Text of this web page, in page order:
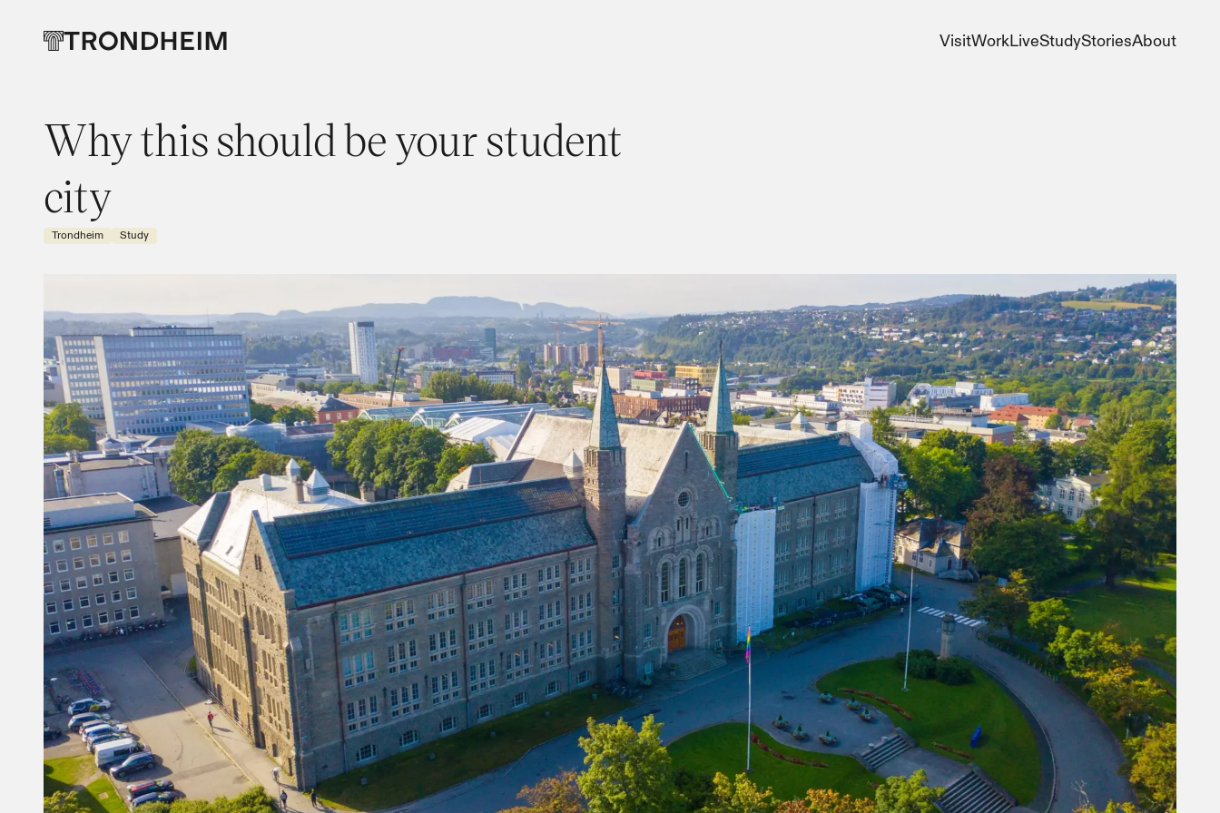
Visit​​​​‌ ‍ ​‍​‍‌‍ ‌ ​‍‌‍‍‌‌‍‌ ‌‍‍‌‌‍ ‍​‍​‍​ ‍‍​‍​‍‌ ​ ‌‍​‌‌‍ ‍‌‍‍‌‌ ‌​‌ ‍‌​‍ ‍‌‍‍‌‌‍ ​‍​‍​‍ ​​‍​‍‌‍‍​‌ ​‍‌‍‌‌‌‍‌‍​‍​‍​ ‍‍​‍​‍‌‍‍​‌ ‌​‌ ‌​‌ ​​‌ ​ ​ ‍‍​‍ ​‍ ‌ ‌​‌ ​‍‌‍ ‌‍ ‍‌‍‌​‌‍‍​‌‍‌‌‌‍‍‌‌‍ ‌​‍ ‌‌‍​ ‌‍ ‌‍ ‌​‍ ‍‌ ​ ‌‍​‌‌‍ ‍‌‍‍‌‌ ‌​‌ ‍‌​‍ ‍‌ ​ ‌ ‌​‌ ‌‌‌‍‌​‌‍‍‌‌‍ ​‍ ‌‍‍‌‌‍ ‍‌ ‌​‌‍‌‌‌‍ ‍‌ ‌​​‍ ‌‍‌‌‌‍‌​‌‍‍‌‌ ‌​​‍ ‌‍ ‌‌‍ ‌‍‌​‌‍‌‌​ ‌‌ ​​‌ ​‍‌‍‌‌‌ ​ ‌‍‌‌‌‍ ‍‌ ‌​‌‍​‌‌ ‌​‌‍‍‌‌‍ ‌‍ ‍​ ‍ ‌‍‍‌‌‍‌​​ ‌‌‍ ‍‌‍​‌‌ ‌‍​‍ ‌‌‍‌‌‌‍ ‍​ ‍ ‌ ‌​‌ ‍‌‌ ​​‌‍‌‌​ ‌‌‍ ‍‌‍​‌‌ ‌‍​ ‍ ‌ ​​‌‍​‌‌ ‌​‌‍‍​​ ‌‌‍ ‌‌‍​‌‌‍‍‌‌‍ ‍‌​ ​‌‍‍‌‌‍ ‍‌‍‍ ‌ ​ ​‍‌‌​ ‌‌‌​​‍‌‌ ‌‍‍ ‌‍‌‌‌ ‍‌​‍‌‌​ ​ ‌​‌​​‍‌‌​ ​ ‌​‌​​‍‌‌​ ​‍​ ​‍​ ​ ​ ‌‌​ ‌ ‌‍​‍​ ​​‌‍​‍‌‍‌‌‌‍​ ​ ​​​ ​‌​ ​‍‌‍‌‍​‍‌‌​ ​‍​ ​‍​‍‌‌​ ‌‌‌​‌​​‍ ‍‌ ‌​‌‍‍‌‌ ‌​‌‍ ​‌‍‌‌​ ‌‍​‍‌‍​‌‌ ​ ‌‍‌‌‌‌‌‌‌ ​‍‌‍ ​​ ‌‌‍‍​‌ ‌​‌ ‌​‌ ​​‌ ​ ​‍‌‌​ ​ ‌​​‌​‍‌‌​ ​‍‌​‌‍​‍‌‌​ ​‍‌​‌‍‌ ‌​‌ ​‍‌‍ ‌‍ ‍‌‍‌​‌‍‍​‌‍‌‌‌‍‍‌‌‍ ‌​‍ ‌‌‍​ ‌‍ ‌‍ ‌​‍ ‍‌ ​ ‌‍​‌‌‍ ‍‌‍‍‌‌ ‌​‌ ‍‌​‍ ‍‌ ​ ‌ ‌​‌ ‌‌‌‍‌​‌‍‍‌‌‍ ​‍‌‍‌‍‍‌‌‍‌​​ ‌‌‍ ‍‌‍​‌‌ ‌‍​‍ ‌‌‍‌‌‌‍ ‍​‍‌‍‌ ‌​‌ ‍‌‌ ​​‌‍‌‌​ ‌‌‍ ‍‌‍​‌‌ ‌‍​‍‌‍‌ ​​‌‍​‌‌ ‌​‌‍‍​​ ‌‌‍ ‌‌‍​‌‌‍‍‌‌‍ ‍‌​ ​‌‍‍‌‌‍ ‍‌‍‍ ‌ ​ ​‍‌‌​ ‌‌‌​​‍‌‌ ‌‍‍ ‌‍‌‌‌ ‍‌​‍‌‌​ ​ ‌​‌​​‍‌‌​ ​ ‌​‌​​‍‌‌​ ​‍​ ​‍​ ​ ​ ‌‌​ ‌ ‌‍​‍​ ​​‌‍​‍‌‍‌‌‌‍​ ​ ​​​ ​‌​ ​‍‌‍‌‍​‍‌‌​ ​‍​ ​‍​‍‌‌​ ‌‌‌​‌​​‍ ‍‌ ‌​‌‍‍‌‌ ‌​‌‍ ​‌‍‌‌​‍​‍‌ ‌Work​​​​‌ ‍ ​‍​‍‌‍ ‌ ​‍‌‍‍‌‌‍‌ ‌‍‍‌‌‍ ‍​‍​‍​ ‍‍​‍​‍‌ ​ ‌‍​‌‌‍ ‍‌‍‍‌‌ ‌​‌ ‍‌​‍ ‍‌‍‍‌‌‍ ​‍​‍​‍ ​​‍​‍‌‍‍​‌ ​‍‌‍‌‌‌‍‌‍​‍​‍​ ‍‍​‍​‍‌‍‍​‌ ‌​‌ ‌​‌ ​​‌ ​ ​ ‍‍​‍ ​‍ ‌ ‌​‌ ​‍‌‍ ‌‍ ‍‌‍‌​‌‍‍​‌‍‌‌‌‍‍‌‌‍ ‌​‍ ‌‌‍​ ‌‍ ‌‍ ‌​‍ ‍‌ ​ ‌‍​‌‌‍ ‍‌‍‍‌‌ ‌​‌ ‍‌​‍ ‍‌ ​ ‌ ‌​‌ ‌‌‌‍‌​‌‍‍‌‌‍ ​‍ ‌‍‍‌‌‍ ‍‌ ‌​‌‍‌‌‌‍ ‍‌ ‌​​‍ ‌‍‌‌‌‍‌​‌‍‍‌‌ ‌​​‍ ‌‍ ‌‌‍ ‌‍‌​‌‍‌‌​ ‌‌ ​​‌ ​‍‌‍‌‌‌ ​ ‌‍‌‌‌‍ ‍‌ ‌​‌‍​‌‌ ‌​‌‍‍‌‌‍ ‌‍ ‍​ ‍ ‌‍‍‌‌‍‌​​ ‌‌‍ ‍‌‍​‌‌ ‌‍​‍ ‌‌‍‌‌‌‍ ‍​ ‍ ‌ ‌​‌ ‍‌‌ ​​‌‍‌‌​ ‌‌‍ ‍‌‍​‌‌ ‌‍​ ‍ ‌ ​​‌‍​‌‌ ‌​‌‍‍​​ ‌‌‍ ‌‌‍​‌‌‍‍‌‌‍ ‍‌​ ​‌‍‍‌‌‍ ‍‌‍‍ ‌ ​ ​‍‌‌​ ‌‌‌​​‍‌‌ ‌‍‍ ‌‍‌‌‌ ‍‌​‍‌‌​ ​ ‌​‌​​‍‌‌​ ​ ‌​‌​​‍‌‌​ ​‍​ ​‍​ ​‌‌‍​‍​ ‌​​ ​‌​ ‌ ‌‍‌​​ ‌​​ ‌ ​ ‌‌​ ‌‌‌‍​ ​ ‌ ​‍‌‌​ ​‍​ ​‍​‍‌‌​ ‌‌‌​‌​​‍ ‍‌ ‌​‌‍‍‌‌ ‌​‌‍ ​‌‍‌‌​ ‌‍​‍‌‍​‌‌ ​ ‌‍‌‌‌‌‌‌‌ ​‍‌‍ ​​ ‌‌‍‍​‌ ‌​‌ ‌​‌ ​​‌ ​ ​‍‌‌​ ​ ‌​​‌​‍‌‌​ ​‍‌​‌‍​‍‌‌​ ​‍‌​‌‍‌ ‌​‌ ​‍‌‍ ‌‍ ‍‌‍‌​‌‍‍​‌‍‌‌‌‍‍‌‌‍ ‌​‍ ‌‌‍​ ‌‍ ‌‍ ‌​‍ ‍‌ ​ ‌‍​‌‌‍ ‍‌‍‍‌‌ ‌​‌ ‍‌​‍ ‍‌ ​ ‌ ‌​‌ ‌‌‌‍‌​‌‍‍‌‌‍ ​‍‌‍‌‍‍‌‌‍‌​​ ‌‌‍ ‍‌‍​‌‌ ‌‍​‍ ‌‌‍‌‌‌‍ ‍​‍‌‍‌ ‌​‌ ‍‌‌ ​​‌‍‌‌​ ‌‌‍ ‍‌‍​‌‌ ‌‍​‍‌‍‌ ​​‌‍​‌‌ ‌​‌‍‍​​ ‌‌‍ ‌‌‍​‌‌‍‍‌‌‍ ‍‌​ ​‌‍‍‌‌‍ ‍‌‍‍ ‌ ​ ​‍‌‌​ ‌‌‌​​‍‌‌ ‌‍‍ ‌‍‌‌‌ ‍‌​‍‌‌​ ​ ‌​‌​​‍‌‌​ ​ ‌​‌​​‍‌‌​ ​‍​ ​‍​ ​‌‌‍​‍​ ‌​​ ​‌​ ‌ ‌‍‌​​ ‌​​ ‌ ​ ‌‌​ ‌‌‌‍​ ​ ‌ ​‍‌‌​ ​‍​ ​‍​‍‌‌​ ‌‌‌​‌​​‍ ‍‌ ‌​‌‍‍‌‌ ‌​‌‍ ​‌‍‌‌​‍​‍‌ ‌Live​​​​‌ ‍ ​‍​‍‌‍ ‌ ​‍‌‍‍‌‌‍‌ ‌‍‍‌‌‍ ‍​‍​‍​ ‍‍​‍​‍‌ ​ ‌‍​‌‌‍ ‍‌‍‍‌‌ ‌​‌ ‍‌​‍ ‍‌‍‍‌‌‍ ​‍​‍​‍ ​​‍​‍‌‍‍​‌ ​‍‌‍‌‌‌‍‌‍​‍​‍​ ‍‍​‍​‍‌‍‍​‌ ‌​‌ ‌​‌ ​​‌ ​ ​ ‍‍​‍ ​‍ ‌ ‌​‌ ​‍‌‍ ‌‍ ‍‌‍‌​‌‍‍​‌‍‌‌‌‍‍‌‌‍ ‌​‍ ‌‌‍​ ‌‍ ‌‍ ‌​‍ ‍‌ ​ ‌‍​‌‌‍ ‍‌‍‍‌‌ ‌​‌ ‍‌​‍ ‍‌ ​ ‌ ‌​‌ ‌‌‌‍‌​‌‍‍‌‌‍ ​‍ ‌‍‍‌‌‍ ‍‌ ‌​‌‍‌‌‌‍ ‍‌ ‌​​‍ ‌‍‌‌‌‍‌​‌‍‍‌‌ ‌​​‍ ‌‍ ‌‌‍ ‌‍‌​‌‍‌‌​ ‌‌ ​​‌ ​‍‌‍‌‌‌ ​ ‌‍‌‌‌‍ ‍‌ ‌​‌‍​‌‌ ‌​‌‍‍‌‌‍ ‌‍ ‍​ ‍ ‌‍‍‌‌‍‌​​ ‌‌‍ ‍‌‍​‌‌ ‌‍​‍ ‌‌‍‌‌‌‍ ‍​ ‍ ‌ ‌​‌ ‍‌‌ ​​‌‍‌‌​ ‌‌‍ ‍‌‍​‌‌ ‌‍​ ‍ ‌ ​​‌‍​‌‌ ‌​‌‍‍​​ ‌‌‍ ‌‌‍​‌‌‍‍‌‌‍ ‍‌​ ​‌‍‍‌‌‍ ‍‌‍‍ ‌ ​ ​‍‌‌​ ‌‌‌​​‍‌‌ ‌‍‍ ‌‍‌‌‌ ‍‌​‍‌‌​ ​ ‌​‌​​‍‌‌​ ​ ‌​‌​​‍‌‌​ ​‍​ ​‍​ ‌​​ ‌ ‌‍‌‍‌‍‌‍‌‍​‍​ ‌ ‌‍‌​‌‍​ ​ ‍‌​ ‌​‌‍​ ‌‍​‌​‍‌‌​ ​‍​ ​‍​‍‌‌​ ‌‌‌​‌​​‍ ‍‌ ‌​‌‍‍‌‌ ‌​‌‍ ​‌‍‌‌​ ‌‍​‍‌‍​‌‌ ​ ‌‍‌‌‌‌‌‌‌ ​‍‌‍ ​​ ‌‌‍‍​‌ ‌​‌ ‌​‌ ​​‌ ​ ​‍‌‌​ ​ ‌​​‌​‍‌‌​ ​‍‌​‌‍​‍‌‌​ ​‍‌​‌‍‌ ‌​‌ ​‍‌‍ ‌‍ ‍‌‍‌​‌‍‍​‌‍‌‌‌‍‍‌‌‍ ‌​‍ ‌‌‍​ ‌‍ ‌‍ ‌​‍ ‍‌ ​ ‌‍​‌‌‍ ‍‌‍‍‌‌ ‌​‌ ‍‌​‍ ‍‌ ​ ‌ ‌​‌ ‌‌‌‍‌​‌‍‍‌‌‍ ​‍‌‍‌‍‍‌‌‍‌​​ ‌‌‍ ‍‌‍​‌‌ ‌‍​‍ ‌‌‍‌‌‌‍ ‍​‍‌‍‌ ‌​‌ ‍‌‌ ​​‌‍‌‌​ ‌‌‍ ‍‌‍​‌‌ ‌‍​‍‌‍‌ ​​‌‍​‌‌ ‌​‌‍‍​​ ‌‌‍ ‌‌‍​‌‌‍‍‌‌‍ ‍‌​ ​‌‍‍‌‌‍ ‍‌‍‍ ‌ ​ ​‍‌‌​ ‌‌‌​​‍‌‌ ‌‍‍ ‌‍‌‌‌ ‍‌​‍‌‌​ ​ ‌​‌​​‍‌‌​ ​ ‌​‌​​‍‌‌​ ​‍​ ​‍​ ‌​​ ‌ ‌‍‌‍‌‍‌‍‌‍​‍​ ‌ ‌‍‌​‌‍​ ​ ‍‌​ ‌​‌‍​ ‌‍​‌​‍‌‌​ ​‍​ ​‍​‍‌‌​ ‌‌‌​‌​​‍ ‍‌ ‌​‌‍‍‌‌ ‌​‌‍ ​‌‍‌‌​‍​‍‌ ‌Study​​​​‌ ‍ ​‍​‍‌‍ ‌ ​‍‌‍‍‌‌‍‌ ‌‍‍‌‌‍ ‍​‍​‍​ ‍‍​‍​‍‌ ​ ‌‍​‌‌‍ ‍‌‍‍‌‌ ‌​‌ ‍‌​‍ ‍‌‍‍‌‌‍ ​‍​‍​‍ ​​‍​‍‌‍‍​‌ ​‍‌‍‌‌‌‍‌‍​‍​‍​ ‍‍​‍​‍‌‍‍​‌ ‌​‌ ‌​‌ ​​‌ ​ ​ ‍‍​‍ ​‍ ‌ ‌​‌ ​‍‌‍ ‌‍ ‍‌‍‌​‌‍‍​‌‍‌‌‌‍‍‌‌‍ ‌​‍ ‌‌‍​ ‌‍ ‌‍ ‌​‍ ‍‌ ​ ‌‍​‌‌‍ ‍‌‍‍‌‌ ‌​‌ ‍‌​‍ ‍‌ ​ ‌ ‌​‌ ‌‌‌‍‌​‌‍‍‌‌‍ ​‍ ‌‍‍‌‌‍ ‍‌ ‌​‌‍‌‌‌‍ ‍‌ ‌​​‍ ‌‍‌‌‌‍‌​‌‍‍‌‌ ‌​​‍ ‌‍ ‌‌‍ ‌‍‌​‌‍‌‌​ ‌‌ ​​‌ ​‍‌‍‌‌‌ ​ ‌‍‌‌‌‍ ‍‌ ‌​‌‍​‌‌ ‌​‌‍‍‌‌‍ ‌‍ ‍​ ‍ ‌‍‍‌‌‍‌​​ ‌‌‍ ‍‌‍​‌‌ ‌‍​‍ ‌‌‍‌‌‌‍ ‍​ ‍ ‌ ‌​‌ ‍‌‌ ​​‌‍‌‌​ ‌‌‍ ‍‌‍​‌‌ ‌‍​ ‍ ‌ ​​‌‍​‌‌ ‌​‌‍‍​​ ‌‌‍ ‌‌‍​‌‌‍‍‌‌‍ ‍‌​ ​‌‍‍‌‌‍ ‍‌‍‍ ‌ ​ ​‍‌‌​ ‌‌‌​​‍‌‌ ‌‍‍ ‌‍‌‌‌ ‍‌​‍‌‌​ ​ ‌​‌​​‍‌‌​ ​ ‌​‌​​‍‌‌​ ​‍​ ​‍‌‍​ ‌‍​‌‌‍​‌​ ‌ ​ ​ ​ ‍‌​ ‍‌‌‍​‌‌‍​‍‌‍​‌​ ‌‌‌‍‌‌​‍‌‌​ ​‍​ ​‍​‍‌‌​ ‌‌‌​‌​​‍ ‍‌ ‌​‌‍‍‌‌ ‌​‌‍ ​‌‍‌‌​ ‌‍​‍‌‍​‌‌ ​ ‌‍‌‌‌‌‌‌‌ ​‍‌‍ ​​ ‌‌‍‍​‌ ‌​‌ ‌​‌ ​​‌ ​ ​‍‌‌​ ​ ‌​​‌​‍‌‌​ ​‍‌​‌‍​‍‌‌​ ​‍‌​‌‍‌ ‌​‌ ​‍‌‍ ‌‍ ‍‌‍‌​‌‍‍​‌‍‌‌‌‍‍‌‌‍ ‌​‍ ‌‌‍​ ‌‍ ‌‍ ‌​‍ ‍‌ ​ ‌‍​‌‌‍ ‍‌‍‍‌‌ ‌​‌ ‍‌​‍ ‍‌ ​ ‌ ‌​‌ ‌‌‌‍‌​‌‍‍‌‌‍ ​‍‌‍‌‍‍‌‌‍‌​​ ‌‌‍ ‍‌‍​‌‌ ‌‍​‍ ‌‌‍‌‌‌‍ ‍​‍‌‍‌ ‌​‌ ‍‌‌ ​​‌‍‌‌​ ‌‌‍ ‍‌‍​‌‌ ‌‍​‍‌‍‌ ​​‌‍​‌‌ ‌​‌‍‍​​ ‌‌‍ ‌‌‍​‌‌‍‍‌‌‍ ‍‌​ ​‌‍‍‌‌‍ ‍‌‍‍ ‌ ​ ​‍‌‌​ ‌‌‌​​‍‌‌ ‌‍‍ ‌‍‌‌‌ ‍‌​‍‌‌​ ​ ‌​‌​​‍‌‌​ ​ ‌​‌​​‍‌‌​ ​‍​ ​‍‌‍​ ‌‍​‌‌‍​‌​ ‌ ​ ​ ​ ‍‌​ ‍‌‌‍​‌‌‍​‍‌‍​‌​ ‌‌‌‍‌‌​‍‌‌​ ​‍​ ​‍​‍‌‌​ ‌‌‌​‌​​‍ ‍‌ ‌​‌‍‍‌‌ ‌​‌‍ ​‌‍‌‌​‍​‍‌ ‌Stories​​​​‌ ‍ ​‍​‍‌‍ ‌ ​‍‌‍‍‌‌‍‌ ‌‍‍‌‌‍ ‍​‍​‍​ ‍‍​‍​‍‌ ​ ‌‍​‌‌‍ ‍‌‍‍‌‌ ‌​‌ ‍‌​‍ ‍‌‍‍‌‌‍ ​‍​‍​‍ ​​‍​‍‌‍‍​‌ ​‍‌‍‌‌‌‍‌‍​‍​‍​ ‍‍​‍​‍‌‍‍​‌ ‌​‌ ‌​‌ ​​‌ ​ ​ ‍‍​‍ ​‍ ‌ ‌​‌ ​‍‌‍ ‌‍ ‍‌‍‌​‌‍‍​‌‍‌‌‌‍‍‌‌‍ ‌​‍ ‌‌‍​ ‌‍ ‌‍ ‌​‍ ‍‌ ​ ‌‍​‌‌‍ ‍‌‍‍‌‌ ‌​‌ ‍‌​‍ ‍‌ ​ ‌ ‌​‌ ‌‌‌‍‌​‌‍‍‌‌‍ ​‍ ‌‍‍‌‌‍ ‍‌ ‌​‌‍‌‌‌‍ ‍‌ ‌​​‍ ‌‍‌‌‌‍‌​‌‍‍‌‌ ‌​​‍ ‌‍ ‌‌‍ ‌‍‌​‌‍‌‌​ ‌‌ ​​‌ ​‍‌‍‌‌‌ ​ ‌‍‌‌‌‍ ‍‌ ‌​‌‍​‌‌ ‌​‌‍‍‌‌‍ ‌‍ ‍​ ‍ ‌‍‍‌‌‍‌​​ ‌‌‍ ‍‌‍​‌‌ ‌‍​‍ ‌‌‍‌‌‌‍ ‍​ ‍ ‌ ‌​‌ ‍‌‌ ​​‌‍‌‌​ ‌‌‍ ‍‌‍​‌‌ ‌‍​ ‍ ‌ ​​‌‍​‌‌ ‌​‌‍‍​​ ‌‌ ​ ‌‍‌‌‌‍​ ‌‍ ‌‍ ‍‌‍‌​‌‍​‌‌ ​‍‌ ‍‌‌​ ​‌‍‍‌‌‍ ‍‌‍‍ ‌ ​ ​‍‌‌​ ‌‌‌​​‍‌‌ ‌‍‍ ‌‍‌‌‌ ‍‌​‍‌‌​ ​ ‌​‌​​‍‌‌​ ​ ‌​‌​​‍‌‌​ ​‍​ ​‍​ ​ ​ ‍​​ ​‍​ ‌‍​ ‍‌‌‍‌‍​ ​​‌‍​ ​ ‌​​ ‌​‌‍​‌​ ‍​​‍‌‌​ ​‍​ ​‍​‍‌‌​ ‌‌‌​‌​​‍ ‍‌ ‌​‌‍‍‌‌ ‌​‌‍ ​‌‍‌‌​ ‌‍​‍‌‍​‌‌ ​ ‌‍‌‌‌‌‌‌‌ ​‍‌‍ ​​ ‌‌‍‍​‌ ‌​‌ ‌​‌ ​​‌ ​ ​‍‌‌​ ​ ‌​​‌​‍‌‌​ ​‍‌​‌‍​‍‌‌​ ​‍‌​‌‍‌ ‌​‌ ​‍‌‍ ‌‍ ‍‌‍‌​‌‍‍​‌‍‌‌‌‍‍‌‌‍ ‌​‍ ‌‌‍​ ‌‍ ‌‍ ‌​‍ ‍‌ ​ ‌‍​‌‌‍ ‍‌‍‍‌‌ ‌​‌ ‍‌​‍ ‍‌ ​ ‌ ‌​‌ ‌‌‌‍‌​‌‍‍‌‌‍ ​‍‌‍‌‍‍‌‌‍‌​​ ‌‌‍ ‍‌‍​‌‌ ‌‍​‍ ‌‌‍‌‌‌‍ ‍​‍‌‍‌ ‌​‌ ‍‌‌ ​​‌‍‌‌​ ‌‌‍ ‍‌‍​‌‌ ‌‍​‍‌‍‌ ​​‌‍​‌‌ ‌​‌‍‍​​ ‌‌ ​ ‌‍‌‌‌‍​ ‌‍ ‌‍ ‍‌‍‌​‌‍​‌‌ ​‍‌ ‍‌‌​ ​‌‍‍‌‌‍ ‍‌‍‍ ‌ ​ ​‍‌‌​ ‌‌‌​​‍‌‌ ‌‍‍ ‌‍‌‌‌ ‍‌​‍‌‌​ ​ ‌​‌​​‍‌‌​ ​ ‌​‌​​‍‌‌​ ​‍​ ​‍​ ​ ​ ‍​​ ​‍​ ‌‍​ ‍‌‌‍‌‍​ ​​‌‍​ ​ ‌​​ ‌​‌‍​‌​ ‍​​‍‌‌​ ​‍​ ​‍​‍‌‌​ ‌‌‌​‌​​‍ ‍‌ ‌​‌‍‍‌‌ ‌​‌‍ ​‌‍‌‌​‍​‍‌ ‌About​​​​‌ ‍ ​‍​‍‌‍ ‌ ​‍‌‍‍‌‌‍‌ ‌‍‍‌‌‍ ‍​‍​‍​ ‍‍​‍​‍‌ ​ ‌‍​‌‌‍ ‍‌‍‍‌‌ ‌​‌ ‍‌​‍ ‍‌‍‍‌‌‍ ​‍​‍​‍ ​​‍​‍‌‍‍​‌ ​‍‌‍‌‌‌‍‌‍​‍​‍​ ‍‍​‍​‍‌‍‍​‌ ‌​‌ ‌​‌ ​​‌ ​ ​ ‍‍​‍ ​‍ ‌ ‌​‌ ​‍‌‍ ‌‍ ‍‌‍‌​‌‍‍​‌‍‌‌‌‍‍‌‌‍ ‌​‍ ‌‌‍​ ‌‍ ‌‍ ‌​‍ ‍‌ ​ ‌‍​‌‌‍ ‍‌‍‍‌‌ ‌​‌ ‍‌​‍ ‍‌ ​ ‌ ‌​‌ ‌‌‌‍‌​‌‍‍‌‌‍ ​‍ ‌‍‍‌‌‍ ‍‌ ‌​‌‍‌‌‌‍ ‍‌ ‌​​‍ ‌‍‌‌‌‍‌​‌‍‍‌‌ ‌​​‍ ‌‍ ‌‌‍ ‌‍‌​‌‍‌‌​ ‌‌ ​​‌ ​‍‌‍‌‌‌ ​ ‌‍‌‌‌‍ ‍‌ ‌​‌‍​‌‌ ‌​‌‍‍‌‌‍ ‌‍ ‍​ ‍ ‌‍‍‌‌‍‌​​ ‌‌‍ ‍‌‍​‌‌ ‌‍​‍ ‌‌‍‌‌‌‍ ‍​ ‍ ‌ ‌​‌ ‍‌‌ ​​‌‍‌‌​ ‌‌‍ ‍‌‍​‌‌ ‌‍​ ‍ ‌ ​​‌‍​‌‌ ‌​‌‍‍​​ ‌‌ ​ ‌‍‌‌‌‍​ ‌‍ ‌‍ ‍‌‍‌​‌‍​‌‌ ​‍‌ ‍‌‌​ ​‌‍‍‌‌‍ ‍‌‍‍ ‌ ​ ​‍‌‌​ ‌‌‌​​‍‌‌ ‌‍‍ ‌‍‌‌‌ ‍‌​‍‌‌​ ​ ‌​‌​​‍‌‌​ ​ ‌​‌​​‍‌‌​ ​‍​ ​‍​ ​​​ ​‌‌‍​‍​ ‌‍​ ​‌‌‍‌​​ ‍​​ ​‍‌‍​‍​ ‌​​ ​‌​ ‍‌​‍‌‌​ ​‍​ ​‍​‍‌‌​ ‌‌‌​‌​​‍ ‍‌ ‌​‌‍‍‌‌ ‌​‌‍ ​‌‍‌‌​ ‌‍​‍‌‍​‌‌ ​ ‌‍‌‌‌‌‌‌‌ ​‍‌‍ ​​ ‌‌‍‍​‌ ‌​‌ ‌​‌ ​​‌ ​ ​‍‌‌​ ​ ‌​​‌​‍‌‌​ ​‍‌​‌‍​‍‌‌​ ​‍‌​‌‍‌ ‌​‌ ​‍‌‍ ‌‍ ‍‌‍‌​‌‍‍​‌‍‌‌‌‍‍‌‌‍ ‌​‍ ‌‌‍​ ‌‍ ‌‍ ‌​‍ ‍‌ ​ ‌‍​‌‌‍ ‍‌‍‍‌‌ ‌​‌ ‍‌​‍ ‍‌ ​ ‌ ‌​‌ ‌‌‌‍‌​‌‍‍‌‌‍ ​‍‌‍‌‍‍‌‌‍‌​​ ‌‌‍ ‍‌‍​‌‌ ‌‍​‍ ‌‌‍‌‌‌‍ ‍​‍‌‍‌ ‌​‌ ‍‌‌ ​​‌‍‌‌​ ‌‌‍ ‍‌‍​‌‌ ‌‍​‍‌‍‌ ​​‌‍​‌‌ ‌​‌‍‍​​ ‌‌ ​ ‌‍‌‌‌‍​ ‌‍ ‌‍ ‍‌‍‌​‌‍​‌‌ ​‍‌ ‍‌‌​ ​‌‍‍‌‌‍ ‍‌‍‍ ‌ ​ ​‍‌‌​ ‌‌‌​​‍‌‌ ‌‍‍ ‌‍‌‌‌ ‍‌​‍‌‌​ ​ ‌​‌​​‍‌‌​ ​ ‌​‌​​‍‌‌​ ​‍​ ​‍​ ​​​ ​‌‌‍​‍​ ‌‍​ ​‌‌‍‌​​ ‍​​ ​‍‌‍​‍​ ‌​​ ​‌​ ‍‌​‍‌‌​ ​‍​ ​‍​‍‌‌​ ‌‌‌​‌​​‍ ‍‌ ‌​‌‍‍‌‌ ‌​‌‍ ​‌‍‌‌​‍​‍‌ ‌
Why this should be your student
city​​​​‌ ‍ ​‍​‍‌‍ ‌ ​‍‌‍‍‌‌‍‌ ‌‍‍‌‌‍ ‍​‍​‍​ ‍‍​‍​‍‌ ​ ‌‍​‌‌‍ ‍‌‍‍‌‌ ‌​‌ ‍‌​‍ ‍‌‍‍‌‌‍ ​‍​‍​‍ ​​‍​‍‌‍‍​‌ ​‍‌‍‌‌‌‍‌‍​‍​‍​ ‍‍​‍​‍‌‍‍​‌ ‌​‌ ‌​‌ ​​‌ ​ ​ ‍‍​‍ ​‍ ‌ ‌​‌ ​‍‌‍ ‌‍ ‍‌‍‌​‌‍‍​‌‍‌‌‌‍‍‌‌‍ ‌​‍ ‌‌‍​ ‌‍ ‌‍ ‌​‍ ‍‌ ​ ‌‍​‌‌‍ ‍‌‍‍‌‌ ‌​‌ ‍‌​‍ ‍‌ ​ ‌ ‌​‌ ‌‌‌‍‌​‌‍‍‌‌‍ ​‍ ‌‍‍‌‌‍ ‍‌ ‌​‌‍‌‌‌‍ ‍‌ ‌​​‍ ‌‍‌‌‌‍‌​‌‍‍‌‌ ‌​​‍ ‌‍ ‌‌‍ ‌‍‌​‌‍‌‌​ ‌‌ ​​‌ ​‍‌‍‌‌‌ ​ ‌‍‌‌‌‍ ‍‌ ‌​‌‍​‌‌ ‌​‌‍‍‌‌‍ ‌‍ ‍​ ‍ ‌‍‍‌‌‍‌​​ ‌‌‍‌‌​ ‌​​ ​ ​ ​‌​ ‌ ​ ​‌​ ‍​​ ​​​‍ ‌‌‍‌‍​ ‌ ‌‍​‌​ ‌‌​‍ ‌​ ‌​‌‍‌​‌‍‌​‌‍‌‌​‍ ‌​ ‍​‌‍‌​‌‍‌‌‌‍​‍​‍ ‌‌‍​‍​ ​‌​ ​‌​ ‌​​ ‌​‌‍‌​‌‍​ ​ ​ ‌‍​ ​ ​‍​ ‍​​ ‍‌​ ‍ ‌ ‌​‌ ‍‌‌ ​​‌‍‌‌​ ‌‌ ​​‌‍​‌‌‍‌ ‌‍‌‌​‍ ‍‌‍​‌‌ ​‍‌ ‌​‌‍‍‌‌‍​ ‌‍ ​‌‍‌‌​ ‍ ‌ ​​‌‍​‌‌ ‌​‌‍‍​​ ‌‌ ‌​‌‍‍‌‌ ‌​‌‍ ​‌‍‌‌​ ‌‍​‍‌‍​‌‌ ​ ‌‍‌‌‌‌‌‌‌ ​‍‌‍ ​​ ‌‌‍‍​‌ ‌​‌ ‌​‌ ​​‌ ​ ​‍‌‌​ ​ ‌​​‌​‍‌‌​ ​‍‌​‌‍​‍‌‌​ ​‍‌​‌‍‌ ‌​‌ ​‍‌‍ ‌‍ ‍‌‍‌​‌‍‍​‌‍‌‌‌‍‍‌‌‍ ‌​‍ ‌‌‍​ ‌‍ ‌‍ ‌​‍ ‍‌ ​ ‌‍​‌‌‍ ‍‌‍‍‌‌ ‌​‌ ‍‌​‍ ‍‌ ​ ‌ ‌​‌ ‌‌‌‍‌​‌‍‍‌‌‍ ​‍‌‍‌‍‍‌‌‍‌​​ ‌‌‍‌‌​ ‌​​ ​ ​ ​‌​ ‌ ​ ​‌​ ‍​​ ​​​‍ ‌‌‍‌‍​ ‌ ‌‍​‌​ ‌‌​‍ ‌​ ‌​‌‍‌​‌‍‌​‌‍‌‌​‍ ‌​ ‍​‌‍‌​‌‍‌‌‌‍​‍​‍ ‌‌‍​‍​ ​‌​ ​‌​ ‌​​ ‌​‌‍‌​‌‍​ ​ ​ ‌‍​ ​ ​‍​ ‍​​ ‍‌​‍‌‍‌ ‌​‌ ‍‌‌ ​​‌‍‌‌​ ‌‌ ​​‌‍​‌‌‍‌ ‌‍‌‌​‍ ‍‌‍​‌‌ ​‍‌ ‌​‌‍‍‌‌‍​ ‌‍ ​‌‍‌‌​‍‌‍‌ ​​‌‍​‌‌ ‌​‌‍‍​​ ‌‌ ‌​‌‍‍‌‌ ‌​‌‍ ​‌‍‌‌​‍​‍‌ ‌
Trondheim​​​​‌ ‍ ​‍​‍‌‍ ‌ ​‍‌‍‍‌‌‍‌ ‌‍‍‌‌‍ ‍​‍​‍​ ‍‍​‍​‍‌ ​ ‌‍​‌‌‍ ‍‌‍‍‌‌ ‌​‌ ‍‌​‍ ‍‌‍‍‌‌‍ ​‍​‍​‍ ​​‍​‍‌‍‍​‌ ​‍‌‍‌‌‌‍‌‍​‍​‍​ ‍‍​‍​‍‌‍‍​‌ ‌​‌ ‌​‌ ​​‌ ​ ​ ‍‍​‍ ​‍ ‌ ‌​‌ ​‍‌‍ ‌‍ ‍‌‍‌​‌‍‍​‌‍‌‌‌‍‍‌‌‍ ‌​‍ ‌‌‍​ ‌‍ ‌‍ ‌​‍ ‍‌ ​ ‌‍​‌‌‍ ‍‌‍‍‌‌ ‌​‌ ‍‌​‍ ‍‌ ​ ‌ ‌​‌ ‌‌‌‍‌​‌‍‍‌‌‍ ​‍ ‌‍‍‌‌‍ ‍‌ ‌​‌‍‌‌‌‍ ‍‌ ‌​​‍ ‌‍‌‌‌‍‌​‌‍‍‌‌ ‌​​‍ ‌‍ ‌‌‍ ‌‍‌​‌‍‌‌​ ‌‌ ​​‌ ​‍‌‍‌‌‌ ​ ‌‍‌‌‌‍ ‍‌ ‌​‌‍​‌‌ ‌​‌‍‍‌‌‍ ‌‍ ‍​ ‍ ‌‍‍‌‌‍‌​​ ‌​ ​‍​ ​ ​ ​‌‌‍​‍​ ‌ ​ ​‍​ ‌‌‌‍‌‍​‍ ‌​ ‍‌​ ‍​​ ‍‌‌‍‌‍​‍ ‌​ ‌​​ ‌‍​ ‌‍‌‍​ ​‍ ‌​ ‍​​ ​​‌‍​ ‌‍​‍​‍ ‌​ ‌ ​ ‍‌​ ​​​ ​‌​ ‌​​ ‌ ​ ​‍‌‍‌‌​ ​‌​ ‍​​ ​​​ ​‍​ ‍ ‌ ‌​‌ ‍‌‌ ​​‌‍‌‌​ ‌‌ ‌​‌‍​‌‌‍‌ ​ ‍ ‌ ​​‌‍​‌‌ ‌​‌‍‍​​ ‌‌ ‌​‌‍‍‌‌ ‌​‌‍ ​‌‍‌‌​‍‌‌​ ‌‌‌​​‍‌‌ ‌‍‍ ‌‍‌‌‌ ‍‌​‍‌‌​ ​ ‌​‌​​‍‌‌​ ​ ‌​‌​​‍‌‌​ ​‍​ ​‍‌‍‌‌‌‍ ‍​‍‌‌​ ​‍​ ​‍​‍‌‌​ ‌‌‌​‌​​‍ ‍‌ ‌‍‌‍​‌‌‍ ​‌ ‌‌‌‍‌‌​ ‌‍​‍‌‍​‌‌ ​ ‌‍‌‌‌‌‌‌‌ ​‍‌‍ ​​ ‌‌‍‍​‌ ‌​‌ ‌​‌ ​​‌ ​ ​‍‌‌​ ​ ‌​​‌​‍‌‌​ ​‍‌​‌‍​‍‌‌​ ​‍‌​‌‍‌ ‌​‌ ​‍‌‍ ‌‍ ‍‌‍‌​‌‍‍​‌‍‌‌‌‍‍‌‌‍ ‌​‍ ‌‌‍​ ‌‍ ‌‍ ‌​‍ ‍‌ ​ ‌‍​‌‌‍ ‍‌‍‍‌‌ ‌​‌ ‍‌​‍ ‍‌ ​ ‌ ‌​‌ ‌‌‌‍‌​‌‍‍‌‌‍ ​‍‌‍‌‍‍‌‌‍‌​​ ‌​ ​‍​ ​ ​ ​‌‌‍​‍​ ‌ ​ ​‍​ ‌‌‌‍‌‍​‍ ‌​ ‍‌​ ‍​​ ‍‌‌‍‌‍​‍ ‌​ ‌​​ ‌‍​ ‌‍‌‍​ ​‍ ‌​ ‍​​ ​​‌‍​ ‌‍​‍​‍ ‌​ ‌ ​ ‍‌​ ​​​ ​‌​ ‌​​ ‌ ​ ​‍‌‍‌‌​ ​‌​ ‍​​ ​​​ ​‍​‍‌‍‌ ‌​‌ ‍‌‌ ​​‌‍‌‌​ ‌‌ ‌​‌‍​‌‌‍‌ ​‍‌‍‌ ​​‌‍​‌‌ ‌​‌‍‍​​ ‌‌ ‌​‌‍‍‌‌ ‌​‌‍ ​‌‍‌‌​‍‌‌​ ‌‌‌​​‍‌‌ ‌‍‍ ‌‍‌‌‌ ‍‌​‍‌‌​ ​ ‌​‌​​‍‌‌​ ​ ‌​‌​​‍‌‌​ ​‍​ ​‍‌‍‌‌‌‍ ‍​‍‌‌​ ​‍​ ​‍​‍‌‌​ ‌‌‌​‌​​‍ ‍‌ ‌‍‌‍​‌‌‍ ​‌ ‌‌‌‍‌‌​‍​‍‌ ‌ Study​​​​‌ ‍ ​‍​‍‌‍ ‌ ​‍‌‍‍‌‌‍‌ ‌‍‍‌‌‍ ‍​‍​‍​ ‍‍​‍​‍‌ ​ ‌‍​‌‌‍ ‍‌‍‍‌‌ ‌​‌ ‍‌​‍ ‍‌‍‍‌‌‍ ​‍​‍​‍ ​​‍​‍‌‍‍​‌ ​‍‌‍‌‌‌‍‌‍​‍​‍​ ‍‍​‍​‍‌‍‍​‌ ‌​‌ ‌​‌ ​​‌ ​ ​ ‍‍​‍ ​‍ ‌ ‌​‌ ​‍‌‍ ‌‍ ‍‌‍‌​‌‍‍​‌‍‌‌‌‍‍‌‌‍ ‌​‍ ‌‌‍​ ‌‍ ‌‍ ‌​‍ ‍‌ ​ ‌‍​‌‌‍ ‍‌‍‍‌‌ ‌​‌ ‍‌​‍ ‍‌ ​ ‌ ‌​‌ ‌‌‌‍‌​‌‍‍‌‌‍ ​‍ ‌‍‍‌‌‍ ‍‌ ‌​‌‍‌‌‌‍ ‍‌ ‌​​‍ ‌‍‌‌‌‍‌​‌‍‍‌‌ ‌​​‍ ‌‍ ‌‌‍ ‌‍‌​‌‍‌‌​ ‌‌ ​​‌ ​‍‌‍‌‌‌ ​ ‌‍‌‌‌‍ ‍‌ ‌​‌‍​‌‌ ‌​‌‍‍‌‌‍ ‌‍ ‍​ ‍ ‌‍‍‌‌‍‌​​ ‌​ ​‍‌‍‌‍‌‍‌​​ ‌​​ ‍​​ ​ ‌‍​‍​ ​‍​‍ ‌​ ‌‌‌‍‌‍​ ‌‌​ ‌‌​‍ ‌​ ‌​​ ‌‍​ ‌‌​ ​‍​‍ ‌​ ‍​‌‍​ ‌‍​‍​ ‌​​‍ ‌‌‍‌‍‌‍​ ‌‍‌‍​ ‌‌‌‍​‌​ ‌ ‌‍‌‍​ ‍‌​ ‌ ​ ‍‌​ ​‌​ ‌‍​ ‍ ‌ ‌​‌ ‍‌‌ ​​‌‍‌‌​ ‌‌ ‌​‌‍​‌‌‍‌ ​ ‍ ‌ ​​‌‍​‌‌ ‌​‌‍‍​​ ‌‌ ‌​‌‍‍‌‌ ‌​‌‍ ​‌‍‌‌​‍‌‌​ ‌‌‌​​‍‌‌ ‌‍‍ ‌‍‌‌‌ ‍‌​‍‌‌​ ​ ‌​‌​​‍‌‌​ ​ ‌​‌​​‍‌‌​ ​‍​ ​‍‌‍‌‌‌‍ ‍​‍‌‌​ ​‍​ ​‍​‍‌‌​ ‌‌‌​‌​​‍ ‍‌ ‌‍‌‍​‌‌‍ ​‌ ‌‌‌‍‌‌​ ‌‍​‍‌‍​‌‌ ​ ‌‍‌‌‌‌‌‌‌ ​‍‌‍ ​​ ‌‌‍‍​‌ ‌​‌ ‌​‌ ​​‌ ​ ​‍‌‌​ ​ ‌​​‌​‍‌‌​ ​‍‌​‌‍​‍‌‌​ ​‍‌​‌‍‌ ‌​‌ ​‍‌‍ ‌‍ ‍‌‍‌​‌‍‍​‌‍‌‌‌‍‍‌‌‍ ‌​‍ ‌‌‍​ ‌‍ ‌‍ ‌​‍ ‍‌ ​ ‌‍​‌‌‍ ‍‌‍‍‌‌ ‌​‌ ‍‌​‍ ‍‌ ​ ‌ ‌​‌ ‌‌‌‍‌​‌‍‍‌‌‍ ​‍‌‍‌‍‍‌‌‍‌​​ ‌​ ​‍‌‍‌‍‌‍‌​​ ‌​​ ‍​​ ​ ‌‍​‍​ ​‍​‍ ‌​ ‌‌‌‍‌‍​ ‌‌​ ‌‌​‍ ‌​ ‌​​ ‌‍​ ‌‌​ ​‍​‍ ‌​ ‍​‌‍​ ‌‍​‍​ ‌​​‍ ‌‌‍‌‍‌‍​ ‌‍‌‍​ ‌‌‌‍​‌​ ‌ ‌‍‌‍​ ‍‌​ ‌ ​ ‍‌​ ​‌​ ‌‍​‍‌‍‌ ‌​‌ ‍‌‌ ​​‌‍‌‌​ ‌‌ ‌​‌‍​‌‌‍‌ ​‍‌‍‌ ​​‌‍​‌‌ ‌​‌‍‍​​ ‌‌ ‌​‌‍‍‌‌ ‌​‌‍ ​‌‍‌‌​‍‌‌​ ‌‌‌​​‍‌‌ ‌‍‍ ‌‍‌‌‌ ‍‌​‍‌‌​ ​ ‌​‌​​‍‌‌​ ​ ‌​‌​​‍‌‌​ ​‍​ ​‍‌‍‌‌‌‍ ‍​‍‌‌​ ​‍​ ​‍​‍‌‌​ ‌‌‌​‌​​‍ ‍‌ ‌‍‌‍​‌‌‍ ​‌ ‌‌‌‍‌‌​‍​‍‌ ‌